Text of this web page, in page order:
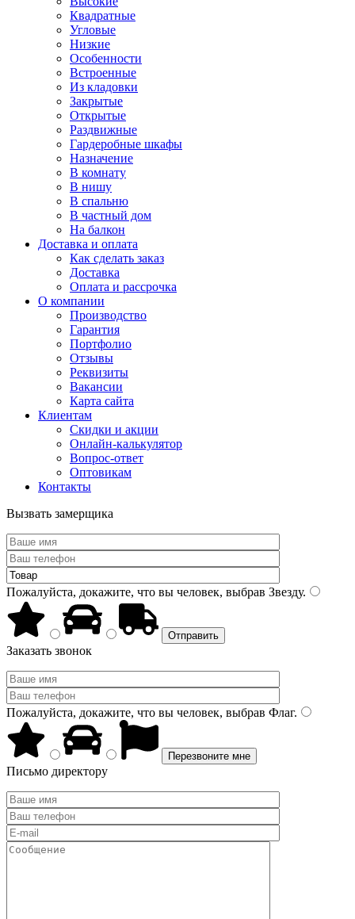
Квадратные
Угловые
Низкие
Особенности
Встроенные
Из кладовки
Закрытые
Открытые
Раздвижные
Гардеробные шкафы
Назначение
В комнату
В нишу
В спальню
В частный дом
На балкон
Доставка и оплата
Как сделать заказ
Доставка
Оплата и рассрочка
О компании
Производство
Гарантия
Портфолио
Отзывы
Реквизиты
Вакансии
Карта сайта
Клиентам
Скидки и акции
Онлайн-калькулятор
Вопрос-ответ
Оптовикам
Контакты
Вызвать замерщика
Пожалуйста, докажите, что вы человек, выбрав Звезду.
Заказать звонок
Пожалуйста, докажите, что вы человек, выбрав Флаг.
Письмо директору